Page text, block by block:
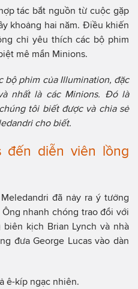
tác bắt nguồn từ cuộc gặp
khoảng hai năm. Điều khiến
chỉ yêu thích các bộ phim
mê mẩn Minions.
bộ phim của Illumination, đặc
nhất là các Minions. Đó là
tôi biết được và chia sẻ
cho biết.
đến diễn viên lồng
đã nảy ra ý tưởng
nhanh chóng trao đổi với
kịch Brian Lynch và nhà
đưa George Lucas vào dàn
ê-kíp ngạc nhiên.